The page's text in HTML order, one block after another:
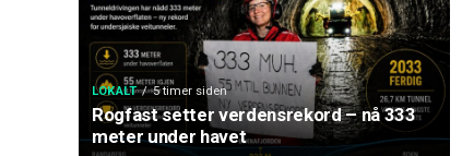
LOKALT 5 timer siden
Rogfast setter verdensrekord – nå 333
meter under havet